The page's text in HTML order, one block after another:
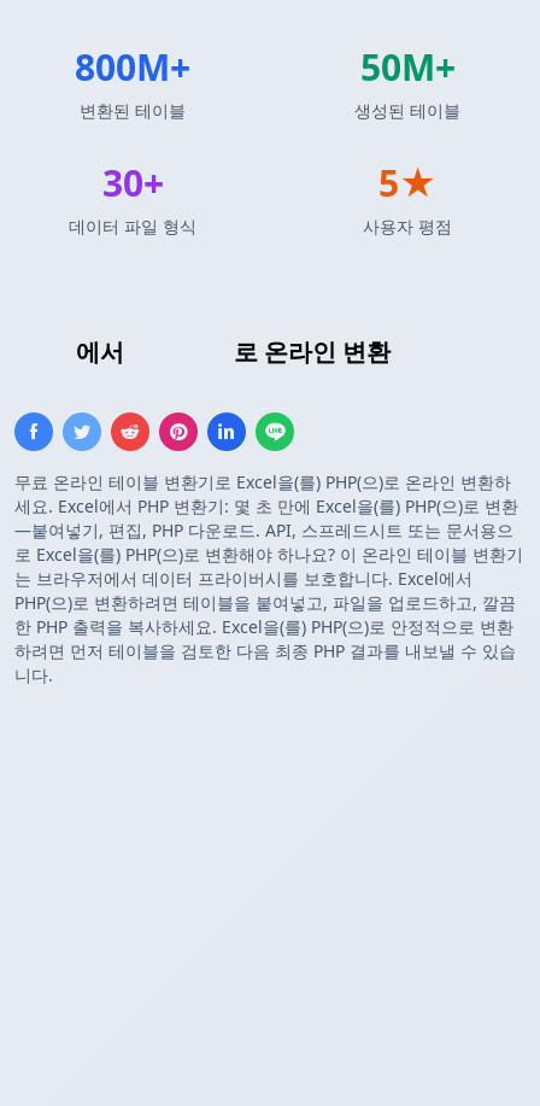
에서 로 온라인 변환
무료 온라인 테이블 변환기로 Excel을(를) PHP(으)로 온라인 변환하
세요. Excel에서 PHP 변환기: 몇 초 만에 Excel을(를) PHP(으)로 변환
—붙여넣기, 편집, PHP 다운로드. API, 스프레드시트 또는 문서용으
로 Excel을(를) PHP(으)로 변환해야 하나요? 이 온라인 테이블 변환기
는 브라우저에서 데이터 프라이버시를 보호합니다. Excel에서
PHP(으)로 변환하려면 테이블을 붙여넣고, 파일을 업로드하고, 깔끔
한 PHP 출력을 복사하세요. Excel을(를) PHP(으)로 안정적으로 변환
하려면 먼저 테이블을 검토한 다음 최종 PHP 결과를 내보낼 수 있습
니다.
800M+
변환된 테이블
50M+
생성된 테이블
30+
데이터 파일 형식
5★
사용자 평점